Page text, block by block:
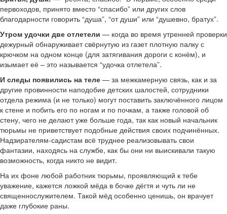
первоходов, принято вместо “спасибо” или других слов
благодарности говорить “душа”, “от души” или “душевно, братух”.
Утром удочки две отлетели — когда во время утренней проверки
дежурный обнаруживает свёрнутую из газет плотную палку с
крючком на одном конце (для затягивания дороги с конём), и
изымает её – это называется “удочка отлетела”.
И следы появились на теле — за межкамерную связь, как и за
другие провинности наподобие детских шалостей, сотрудники
отдела режима (и не только) могут поставить заключённого лицом
к стене и побить его по ногам и по почкам, а также головой об
стену, чего не делают уже больше года, так как новый начальник
тюрьмы не приветствует подобные действия своих подчинённых.
Надзирателям-садистам всё труднее реализовывать свои
фантазии, находясь на службе, как бы они ни выискивали такую
возможность, когда никто не видит.
На их фоне любой работник тюрьмы, проявляющий к тебе
уважение, кажется ложкой мёда в бочке дёгтя и чуть ли не
священнослужителем. Такой мёд особенно ценишь, он врачует
даже глубокие раны.